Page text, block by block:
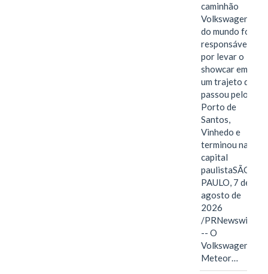
caminhão
Volkswagen
do mundo foi
responsável
por levar o
showcar em
um trajeto que
passou pelo
Porto de
Santos,
Vinhedo e
terminou na
capital
paulistaSÃO
PAULO, 7 de
agosto de
2026
/PRNewswire/
-- O
Volkswagen
Meteor…